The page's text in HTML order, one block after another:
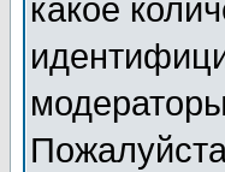
какое